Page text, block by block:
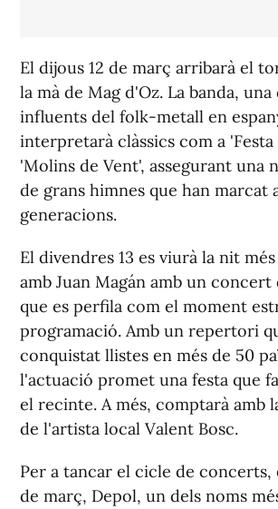
El dijous 12 de març arribarà el
la mà de Mag d'Oz. La banda, una
influents del folk-metall en
interpretarà clàssics com a 'Festa
'Molins de Vent', assegurant una
de grans himnes que han marcat
generacions.
El divendres 13 es viurà la nit
amb Juan Magán amb un
que es perfila com el moment
programació. Amb un repertori
conquistat llistes en més de 50
l'actuació promet una festa que
el recinte. A més, comptarà amb
de l'artista local Valent Bosc.
Per a tancar el cicle de concerts,
de març, Depol, un dels noms